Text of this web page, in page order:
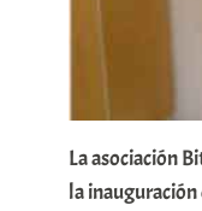
La asociación
la inauguración